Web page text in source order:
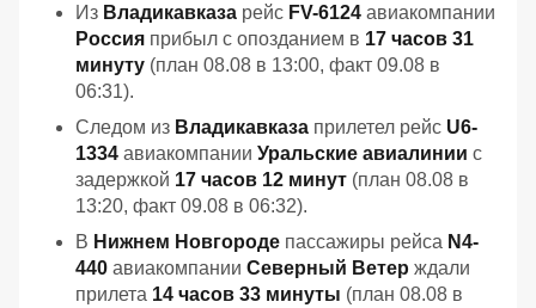
Из Владикавказа рейс FV-6124 авиакомпании
Россия прибыл с опозданием в 17 часов 31
минуту (план 08.08 в 13:00, факт 09.08 в
06:31).
Следом из Владикавказа прилетел рейс U6-
1334 авиакомпании Уральские авиалинии с
задержкой 17 часов 12 минут (план 08.08 в
13:20, факт 09.08 в 06:32).
В Нижнем Новгороде пассажиры рейса N4-
440 авиакомпании Северный Ветер ждали
прилета 14 часов 33 минуты (план 08.08 в